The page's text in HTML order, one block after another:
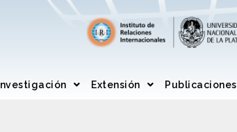
Investigación Extensión Publicaciones